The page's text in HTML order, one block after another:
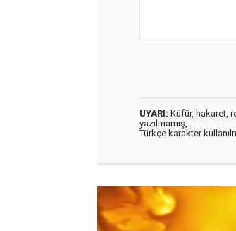
UYARI: Küfür, hakaret,
yazılmamış,
Türkçe karakter